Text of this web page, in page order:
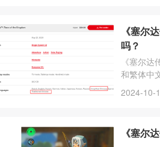
《塞尔
吗？
《塞尔
和繁体中
戏内容
2024-10-
《塞尔